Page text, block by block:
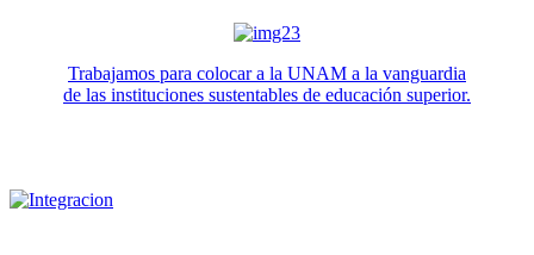
Trabajamos para colocar a la UNAM a la vanguardia
de las instituciones sustentables de educación superior.